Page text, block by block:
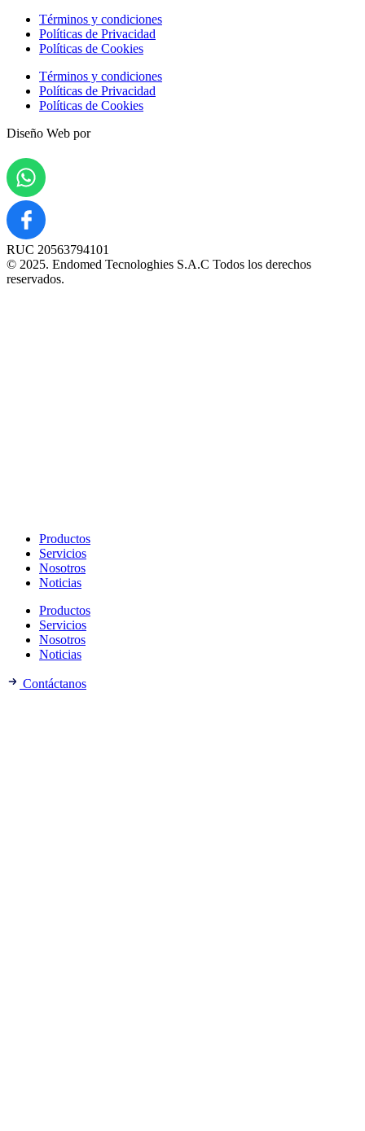
Términos y condiciones
Políticas de Privacidad
Políticas de Cookies
Términos y condiciones
Políticas de Privacidad
Políticas de Cookies
Diseño Web por
RUC 20563794101
© 2025. Endomed Tecnologhies S.A.C Todos los derechos
reservados.
Productos
Servicios
Nosotros
Noticias
Productos
Servicios
Nosotros
Noticias
Contáctanos